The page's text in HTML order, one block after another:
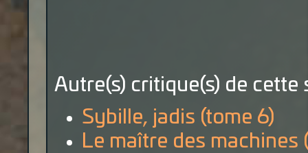
Autre(s) critique(s) de cette
Sybille, jadis (tome 6)
Le maître des machines